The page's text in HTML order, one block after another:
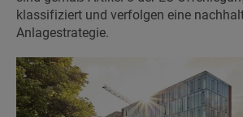
klassifiziert und verfolgen eine
Anlagestrategie.